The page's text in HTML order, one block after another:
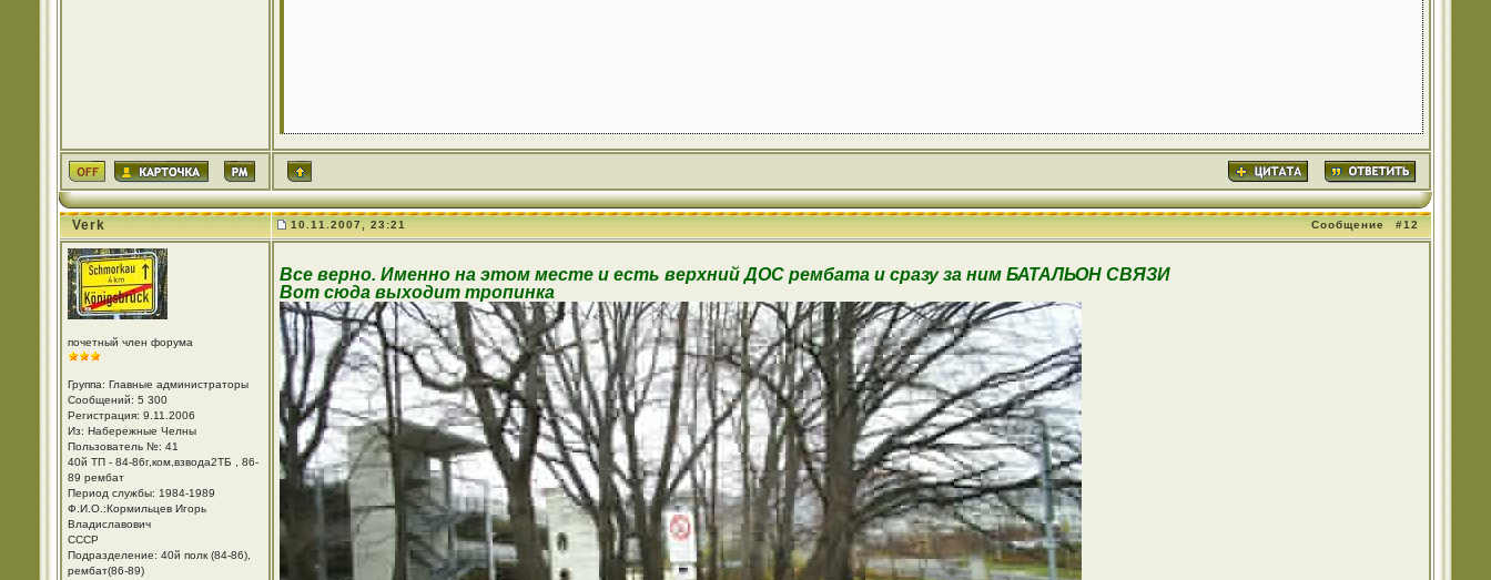
Verk 10.11.2007, 23:21 Сообщение #12
почетный член форума
Группа: Главные администраторы
Сообщений: 5 300
Регистрация: 9.11.2006
Из: Набережные Челны
Пользователь №: 41
40й ТП - 84-86г,ком,взвода2ТБ , 86-
89 рембат
Период службы: 1984-1989
Ф.И.О.:Кормильцев Игорь
Владиславович
СССР
Подразделение: 40й полк (84-86),
рембат(86-89)
Все верно. Именно на этом месте и есть верхний ДОС рембата и сразу за ним БАТАЛЬОН СВЯЗИ
Вот сюда выходит тропинка